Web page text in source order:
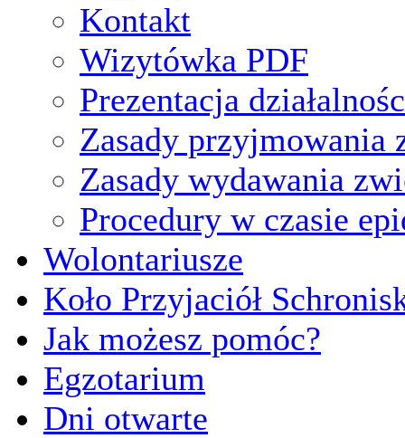
Kontakt
Wizytówka PDF
Prezentacja
Zasady przyjmowania
Zasady wydawania
Procedury w czasie
Wolontariusze
Koło Przyjaciół
Jak możesz pomóc?
Egzotarium
Dni otwarte